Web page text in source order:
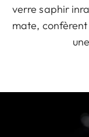
verre saphir
mate,